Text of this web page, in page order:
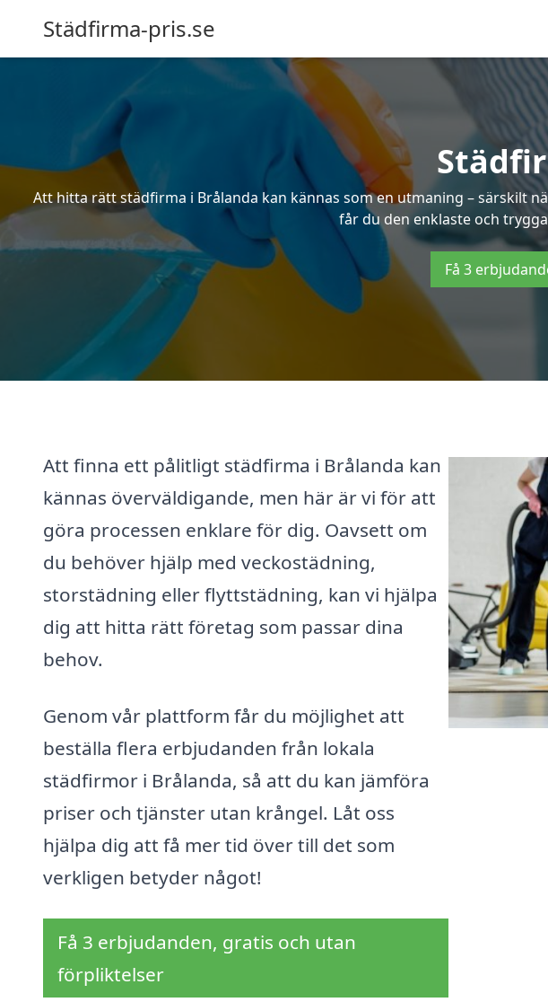
Städfirma-pris.se
Att hitta rätt städfirma i Brålanda kan kännas som en utmaning – särskilt
får du den enklaste och
Få 3
Att finna ett pålitligt städfirma i Brålanda kan
kännas överväldigande, men här är vi för att
göra processen enklare för dig. Oavsett om
du behöver hjälp med veckostädning,
storstädning eller flyttstädning, kan vi hjälpa
dig att hitta rätt företag som passar dina
behov.
Genom vår plattform får du möjlighet att
beställa flera erbjudanden från lokala
städfirmor i Brålanda, så att du kan jämföra
priser och tjänster utan krångel. Låt oss
hjälpa dig att få mer tid över till det som
verkligen betyder något!
Få 3 erbjudanden, gratis och utan
förpliktelser